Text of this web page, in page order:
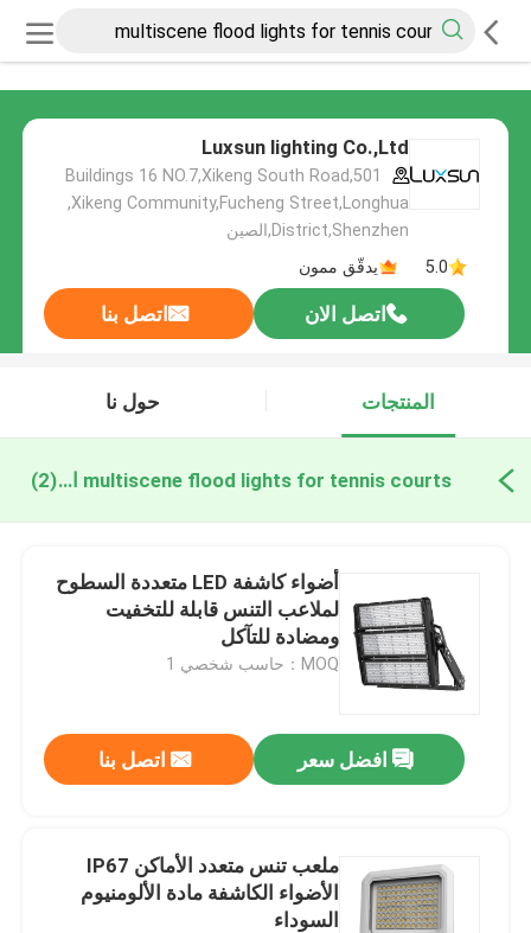
Luxsun lighting Co.,Ltd
501,Buildings 16 NO.7,Xikeng South Road
,Xikeng Community,Fucheng Street,Longhua
District,Shenzhen,الصين
5.0
يدقّق ممون
اتصل الان اتصل بنا
المنتجات حول نا
multiscene flood lights for tennis courts التصنيع عبر الإنترنت(2)
أضواء كاشفة LED متعددة السطوح
لملاعب التنس قابلة للتخفيت
ومضادة للتآكل
MOQ：حاسب شخصي 1
افضل سعر اتصل بنا
ملعب تنس متعدد الأماكن IP67
الأضواء الكاشفة مادة الألومنيوم
السوداء